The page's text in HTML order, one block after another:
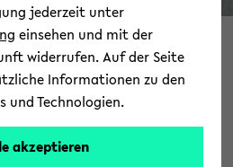
Gre­mi­en
Tech­ni­schen
jederzeit unter
einsehen und mit der
widerrufen. Auf der Seite
Informationen zu den
und Technologien.
akzeptieren